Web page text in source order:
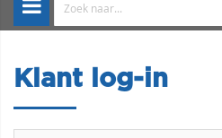
Klant log-in